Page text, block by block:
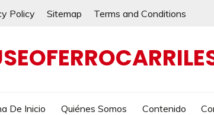
Policy Sitemap Terms and Conditions
De Inicio Quiénes Somos Contenido